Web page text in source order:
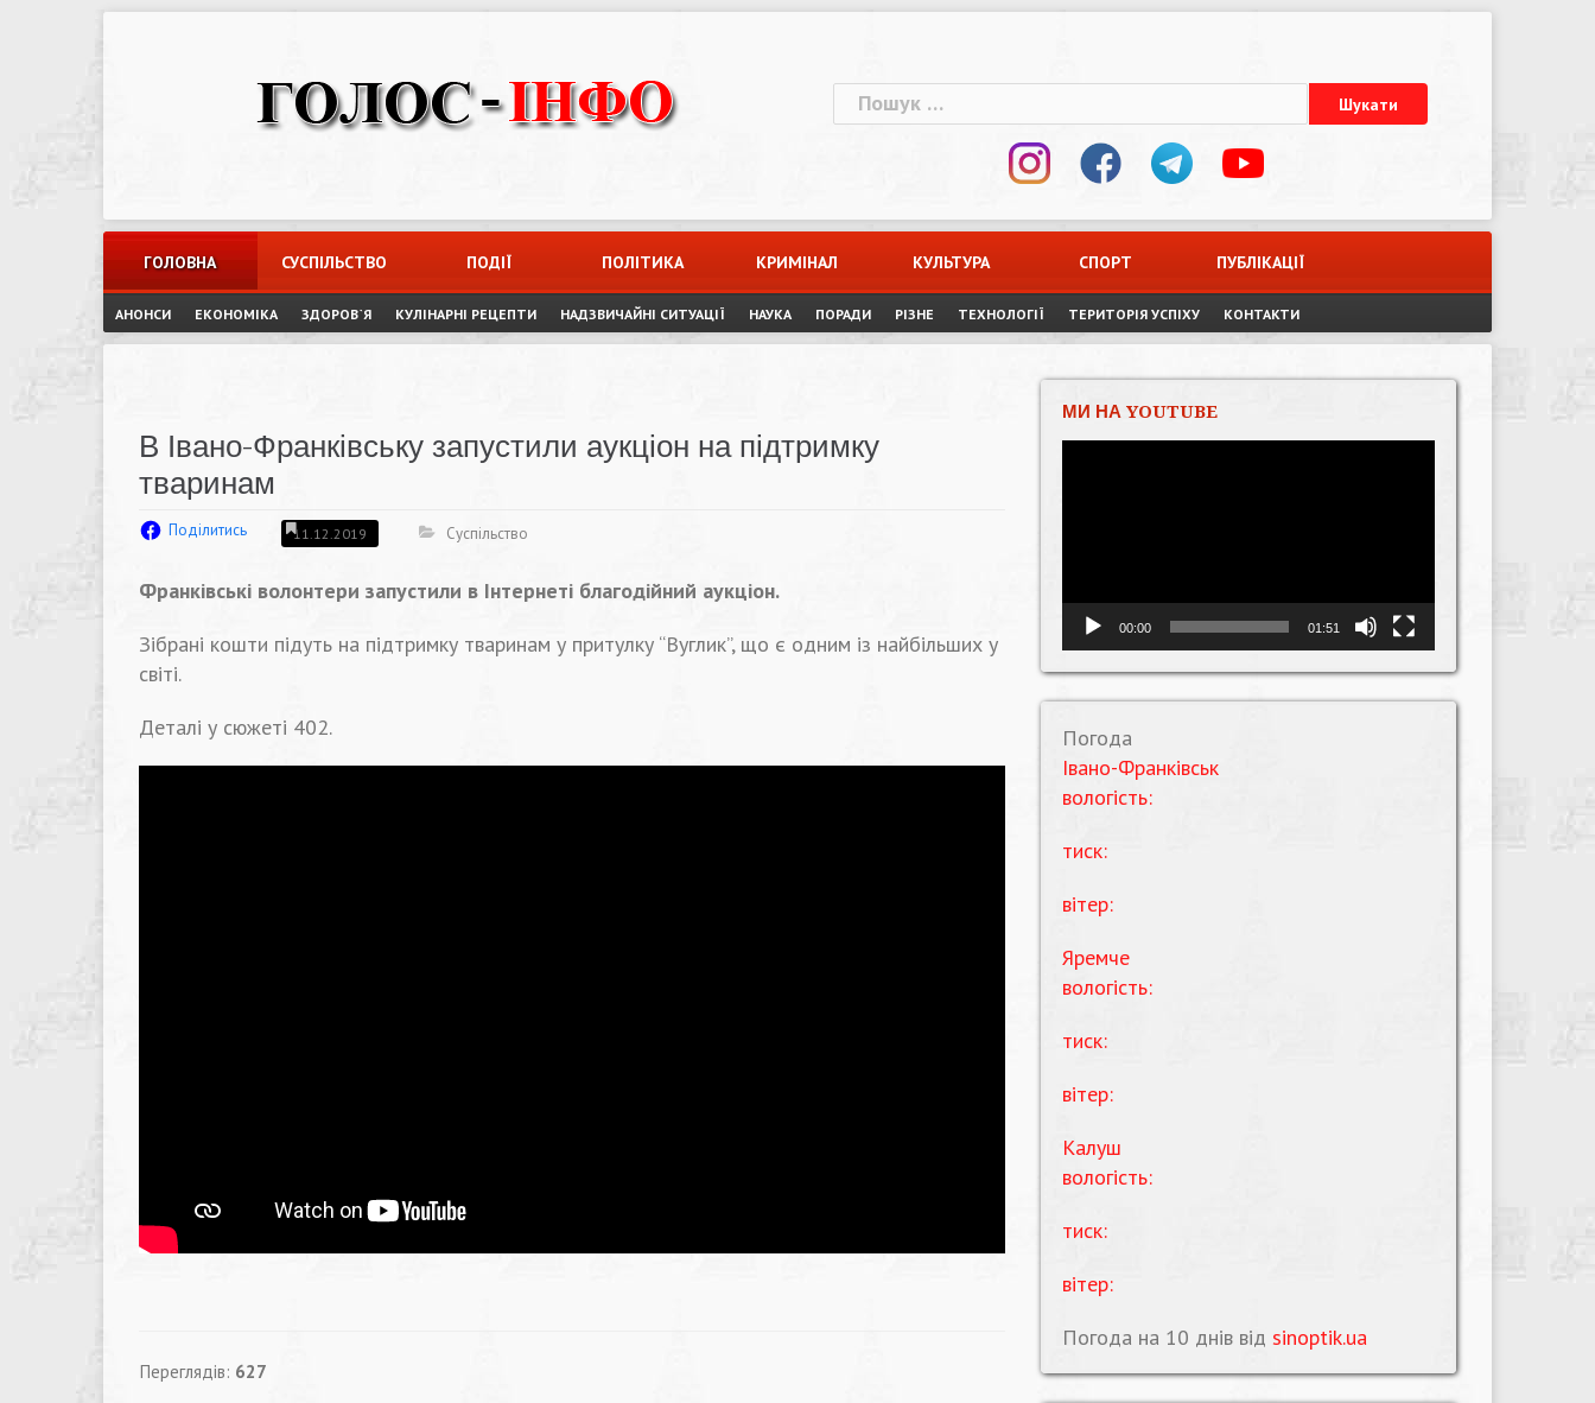
Пошук:
ГОЛОВНА СУСПІЛЬСТВО ПОДІЇ ПОЛІТИКА КРИМІНАЛ КУЛЬТУРА СПОРТ ПУБЛІКАЦІЇ
АНОНСИ ЕКОНОМІКА ЗДОРОВ`Я КУЛІНАРНІ РЕЦЕПТИ НАДЗВИЧАЙНІ СИТУАЦІЇ НАУКА ПОРАДИ РІЗНЕ ТЕХНОЛОГІЇ ТЕРИТОРІЯ УСПІХУ КОНТАКТИ
В Івано-Франківську запустили аукціон на підтримку
тваринам
Поділитись 11.12.2019 Суспільство
Франківські волонтери запустили в Інтернеті благодійний аукціон.
Зібрані кошти підуть на підтримку тваринам у притулку “Вуглик”, що є одним із найбільших у
світі.
Деталі у сюжеті 402.
Переглядів: 627
МИ НА YOUTUBE
00:00 01:51
Погода
Івано-Франківськ
вологість:
тиск:
вітер:
Яремче
вологість:
тиск:
вітер:
Калуш
вологість:
тиск:
вітер:
Погода на 10 днів від sinoptik.ua